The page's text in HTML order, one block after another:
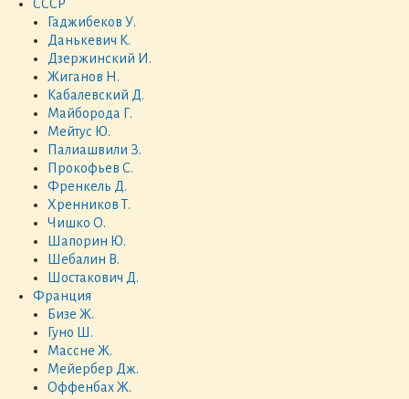
СССР
Гаджибеков У.
Данькевич К.
Дзержинский И.
Жиганов Н.
Кабалевский Д.
Майборода Г.
Мейтус Ю.
Палиашвили З.
Прокофьев С.
Френкель Д.
Хренников Т.
Чишко О.
Шапорин Ю.
Шебалин В.
Шостакович Д.
Франция
Бизе Ж.
Гуно Ш.
Массне Ж.
Мейербер Дж.
Оффенбах Ж.